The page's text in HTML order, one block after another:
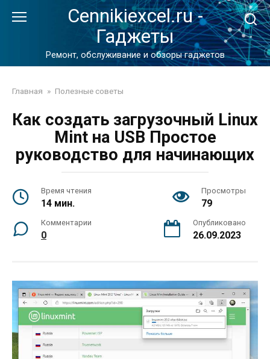
Cennikiexcel.ru -
Гаджеты
Ремонт, обслуживание и обзоры гаджетов
Главная » Полезные советы
Как создать загрузочный Linux
Mint на USB Простое
руководство для начинающих
Время чтения
14 мин.
Просмотры
79
Комментарии
0
Опубликовано
26.09.2023